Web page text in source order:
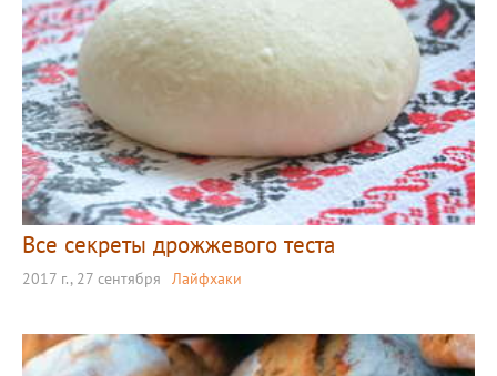
Все секреты дрожжевого теста
2017 г., 27 сентября Лайфхаки